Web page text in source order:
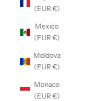
(EUR €)
Mexico
(EUR €)
Moldova
(EUR €)
Monaco
(EUR €)